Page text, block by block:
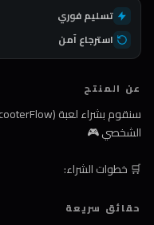
تسليم فوري
استرجاع آمن
عن المنتج
الشخصي 🎮
🛒 خطوات الشراء:
1️⃣ اضغط على زر الشراء
حقائق سريعة